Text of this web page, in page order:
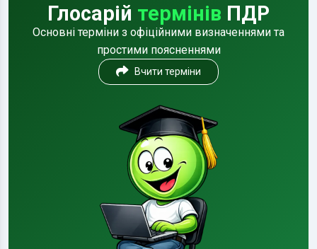
Глосарій термінів ПДР
Основні терміни з офіційними визначеннями та
простими поясненнями
Вчити терміни